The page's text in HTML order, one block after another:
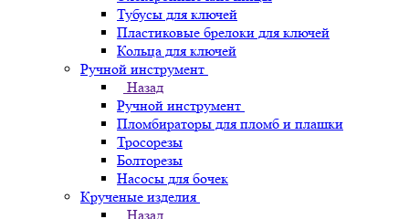
Тубусы для ключей
Пластиковые брелоки для ключей
Кольца для ключей
Ручной инструмент
Назад
Ручной инструмент
Пломбираторы для пломб и плашки
Тросорезы
Болторезы
Насосы для бочек
Крученые изделия
Назад